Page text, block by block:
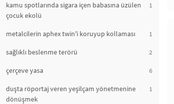
kamu spotlarında sigara içen babasına üzülen
çocuk ekolü
1
metalcilerin aphex twin'i koruyup kollaması 1
sağlıklı beslenme terörü 2
çerçeve yasa 6
duşta röportaj veren yeşilçam yönetmenine
dönüşmek
1